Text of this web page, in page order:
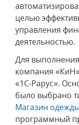
целью
управления
деятельностью.
Для
компания
«1С-Рарус».
было выбрано
Магазин
программный